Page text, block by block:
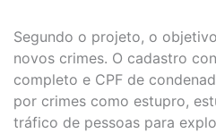
Segundo o projeto, o
novos crimes. O cadastro
completo e CPF de
por crimes como estupro,
tráfico de pessoas para